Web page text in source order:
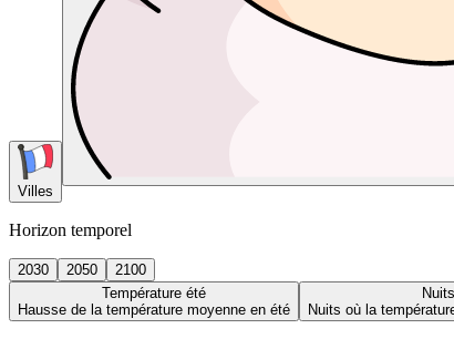
Villes
Horizon temporel
2030 2050
2100
Température été
Hausse de la température moyenne en été
Nuits où la